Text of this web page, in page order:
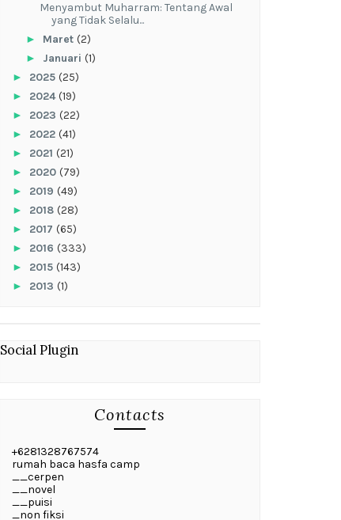
Menyambut Muharram: Tentang Awal
yang Tidak Selalu...
► Maret (2)
► Januari (1)
► 2025 (25)
► 2024(19)
► 2023 (22)
► 2022 (41)
► 2021 (21)
► 2020 (79)
► 2019 (49)
► 2018 (28)
► 2017 (65)
► 2016 (333)
► 2015 (143)
► 2013 (1)
Social Plugin
Contacts
+6281328767574
rumah baca hasfa camp
__cerpen
__novel
__puisi
_non fiksi